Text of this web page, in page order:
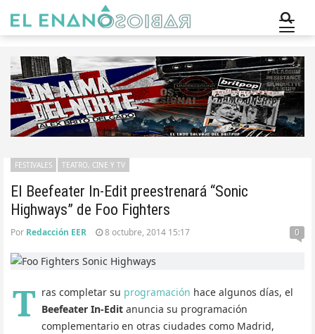
El Beefeater In-Edit preestrenará “Sonic
Highways” de Foo Fighters
FESTIVALES TEATRO, CINE Y TV
Por Redacción EER 8 octubre, 2014 15:17 0
T ras completar su programación hace algunos días, el
Beefeater In-Edit anuncia su programación
complementario en otras ciudades como Madrid,